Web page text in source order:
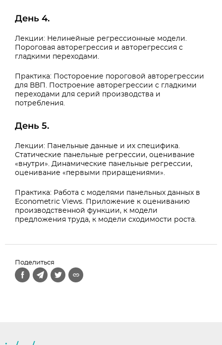
День 4.
Лекции: Нелинейные регрессионные модели.
Пороговая авторегрессия и авторегрессия с
гладкими переходами.
Практика: Постороение пороговой авторегрессии
для ВВП. Построение авторегрессии с гладкими
переходами для серий производства и
потребления.
День 5.
Лекции: Панельные данные и их специфика.
Статические панельные регрессии, оценивание
«внутри». Динамические панельные регрессии,
оценивание «первыми приращениями».
Практика: Работа с моделями панельных данных в
Econometric Views. Приложение к оцениванию
производственной функции, к модели
предложения труда, к модели сходимости роста.
Поделиться